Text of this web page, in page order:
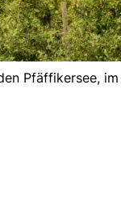
Pfäffikersee,